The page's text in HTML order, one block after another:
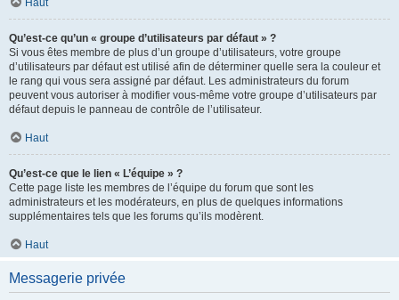
Haut
Qu’est-ce qu’un « groupe d’utilisateurs par défaut » ?
Si vous êtes membre de plus d’un groupe d’utilisateurs, votre groupe
d’utilisateurs par défaut est utilisé afin de déterminer quelle sera la couleur et
le rang qui vous sera assigné par défaut. Les administrateurs du forum
peuvent vous autoriser à modifier vous-même votre groupe d’utilisateurs par
défaut depuis le panneau de contrôle de l’utilisateur.
Haut
Qu’est-ce que le lien « L’équipe » ?
Cette page liste les membres de l’équipe du forum que sont les
administrateurs et les modérateurs, en plus de quelques informations
supplémentaires tels que les forums qu’ils modèrent.
Haut
Messagerie privée